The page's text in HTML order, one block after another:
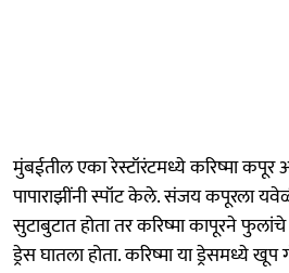
मुंबईतील एका रेस्टॉरंटमध्ये करिष्मा
पापाराझींनी स्पॉट केले. संजय कपूरला
सुटाबुटात होता तर करिष्मा कापूरने
ड्रेस घातला होता. करिष्मा या ड्रेसमध्ये खूप